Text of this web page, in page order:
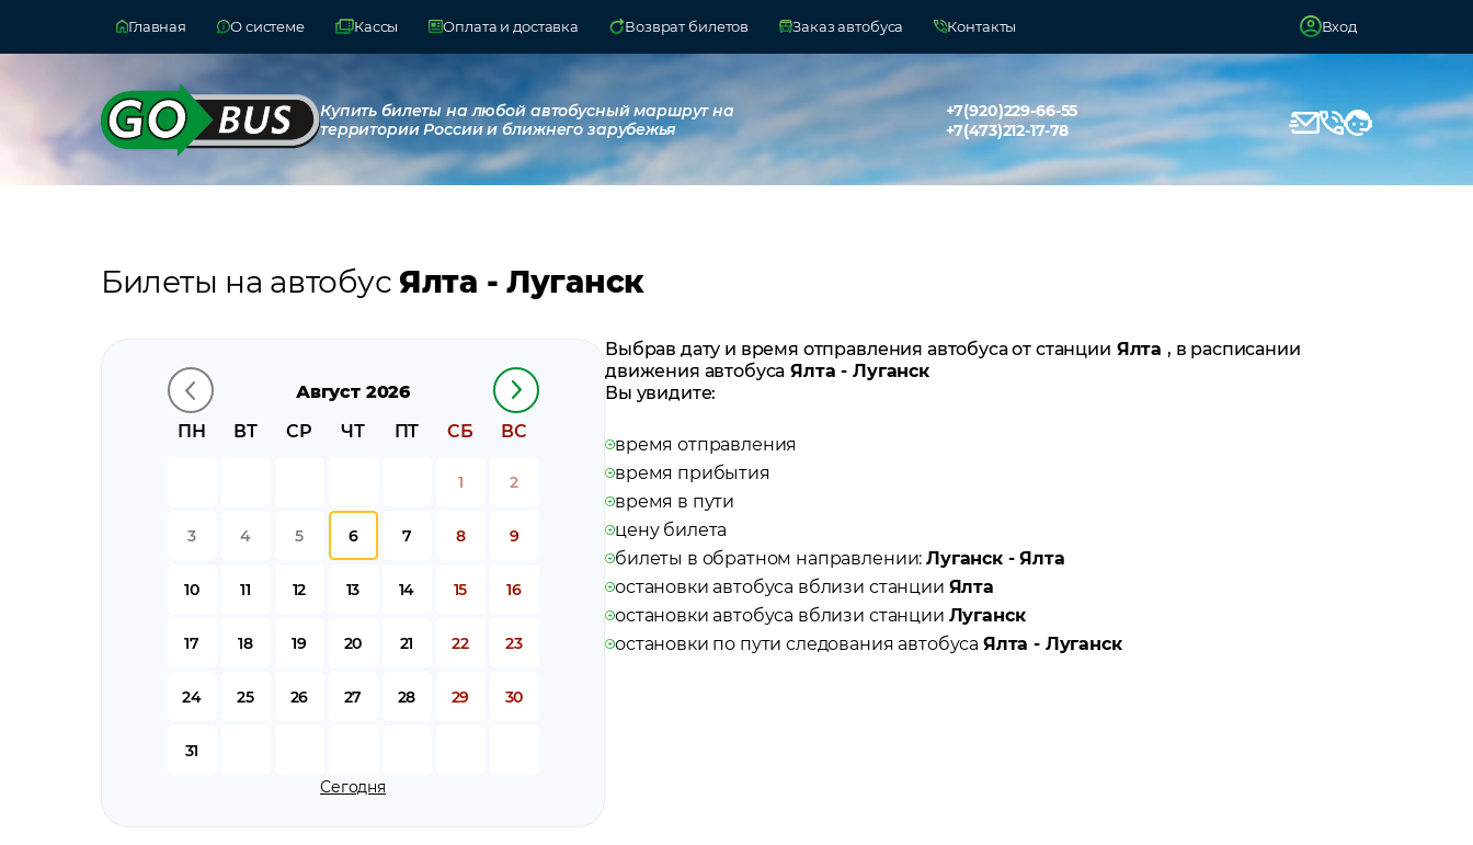
Главная О системе Кассы Оплата и доставка Возврат билетов Заказ автобуса Контакты Вход
Купить билеты на любой автобусный маршрут на
территории России и ближнего зарубежья
+7(920)229-66-55
+7(473)212-17-78
Билеты на автобус Ялта - Луганск
Август 2026
ПН
ВТ СР ЧТ ПТ СБ ВС
1 2
3 4 5 6 7 8 9
10 11 12 13 14 15 16
17 18 19 20 21 22 23
24 25 26 27 28 29 30
31
Сегодня
Выбрав дату и время отправления автобуса от станции Ялта , в расписании
движения автобуса Ялта - Луганск
Вы увидите:
время отправления
время прибытия
время в пути
цену билета
билеты в обратном направлении:Луганск - Ялта
остановки автобуса вблизи станции Ялта
остановки автобуса вблизи станции Луганск
остановки по пути следования автобуса Ялта - Луганск